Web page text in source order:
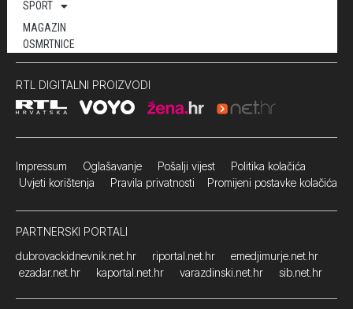
SPORT
MAGAZIN
OSMRTNICE
RTL DIGITALNI PROIZVODI
Impressum Oglašavanje Pošalji vijest Politika kolačića
Uvjeti korištenja Pravila privatnosti Promijeni postavke kolačića
PARTNERSKI PORTALI
dubrovackidnevnik.net.hr
riportal.net.hr
emedjimurje.net.hr
ezadar.net.hr
kaportal.net.hr varazdinski.net.hr sib.net.hr